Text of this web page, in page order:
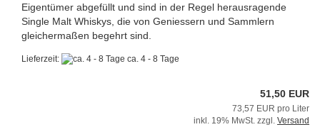
Eigentümer abgefüllt und sind in der Regel herausragende
Single Malt Whiskys, die von Geniessern und Sammlern
gleichermaßen begehrt sind.
Lieferzeit: ca. 4 - 8 Tage
51,50 EUR
73,57 EUR pro Liter
inkl. 19% MwSt. zzgl. Versand